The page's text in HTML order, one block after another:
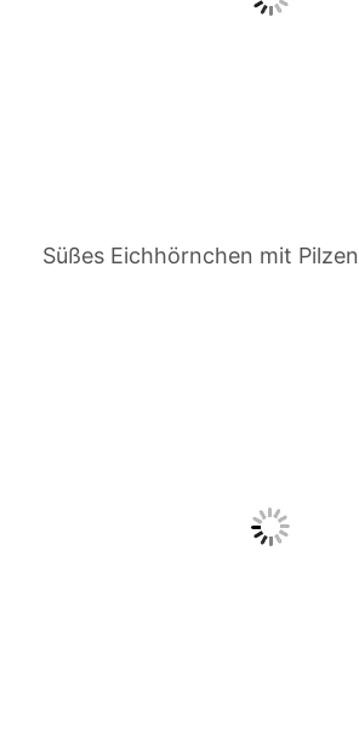
Süßes Eichhörnchen mit Pilzen